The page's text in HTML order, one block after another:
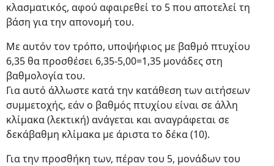
κλασματικός, αφού αφαιρεθεί το 5 που αποτελεί τη
βάση για την απονομή του.
Με αυτόν τον τρόπο, υποψήφιος με βαθμό πτυχίου
6,35 θα προσθέσει 6,35-5,00=1,35 μονάδες στη
βαθμολογία του.
Για αυτό άλλωστε κατά την κατάθεση των αιτήσεων
συμμετοχής, εάν ο βαθμός πτυχίου είναι σε άλλη
κλίμακα (λεκτική) ανάγεται και αναγράφεται σε
δεκάβαθμη κλίμακα με άριστα το δέκα (10).
Για την προσθήκη των, πέραν του 5, μονάδων του